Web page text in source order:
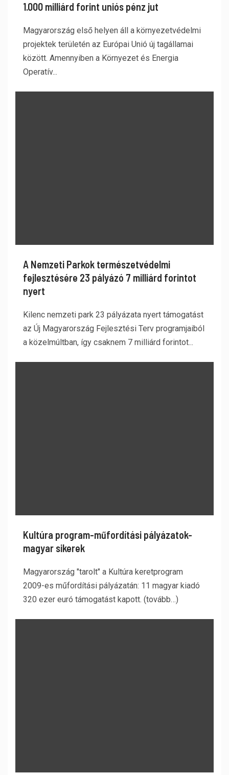
1.000 milliárd forint uniós pénz jut
Magyarország első helyen áll a környezetvédelmi
projektek területén az Európai Unió új tagállamai
között. Amennyiben a Környezet és Energia
Operatív...
A Nemzeti Parkok természetvédelmi
fejlesztésére 23 pályázó 7 milliárd forintot
nyert
Kilenc nemzeti park 23 pályázata nyert támogatást
az Új Magyarország Fejlesztési Terv programjaiból
a közelmúltban, így csaknem 7 milliárd forintot...
Kultúra program-műfordítási pályázatok-
magyar sikerek
Magyarország "tarolt" a Kultúra keretprogram
2009-es műfordítási pályázatán: 11 magyar kiadó
320 ezer euró támogatást kapott. (tovább…)